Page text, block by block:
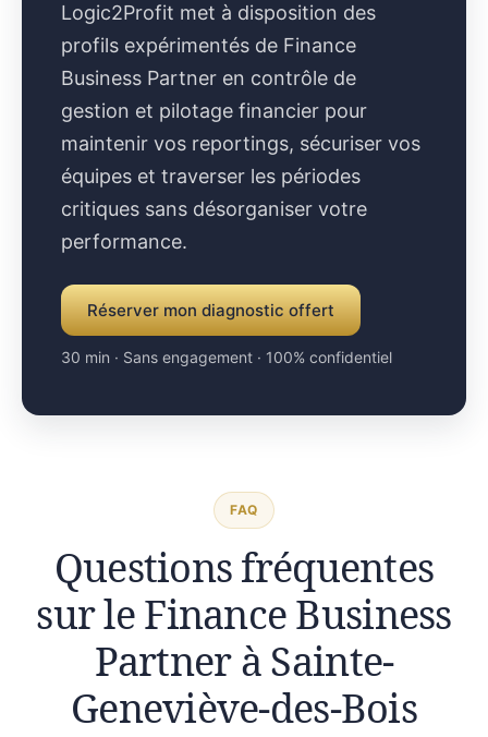
Logic2Profit met à disposition des
profils expérimentés de Finance
Business Partner en contrôle de
gestion et pilotage financier pour
maintenir vos reportings, sécuriser vos
équipes et traverser les périodes
critiques sans désorganiser votre
performance.
Réserver mon diagnostic offert
30 min · Sans engagement · 100% confidentiel
FAQ
Questions fréquentes
sur le Finance Business
Partner à Sainte-
Geneviève-des-Bois